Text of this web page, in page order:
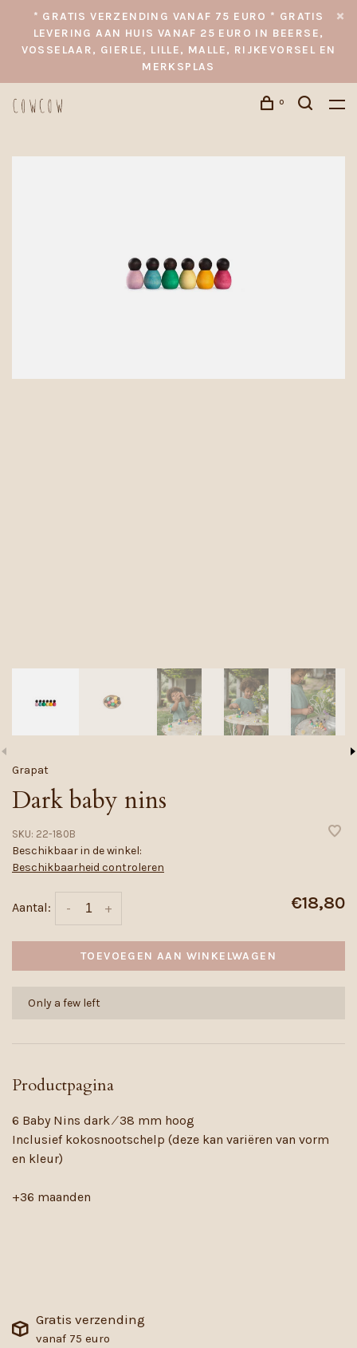
* GRATIS VERZENDING VANAF 75 EURO * GRATIS
LEVERING AAN HUIS VANAF 25 EURO IN BEERSE,
VOSSELAAR, GIERLE, LILLE, MALLE, RIJKEVORSEL EN
MERKSPLAS
0
Grapat
Dark baby nins
SKU: 22-180B
Beschikbaar in de winkel:
Beschikbaarheid controleren
Aantal: +
- €18,80
TOEVOEGEN AAN WINKELWAGEN
Only a few left
Productpagina
6 Baby Nins dark ⁄ 38 mm hoog
Inclusief kokosnootschelp (deze kan variëren van vorm
en kleur)
+36 maanden
Gratis verzending
vanaf 75 euro